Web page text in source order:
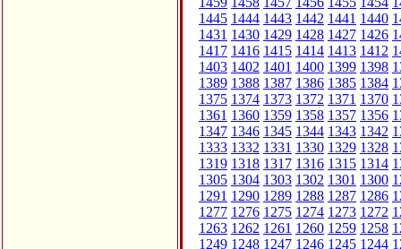
1445 1444 1443 1442 1441 1440
1431 1430 1429 1428 1427 1426
1417 1416 1415 1414 1413 1412
1403 1402 1401 1400 1399 1398
1389 1388 1387 1386 1385 1384
1375 1374 1373 1372 1371 1370
1361 1360 1359 1358 1357 1356
1347 1346 1345 1344 1343 1342
1333 1332 1331 1330 1329 1328
1319 1318 1317 1316 1315 1314
1305 1304 1303 1302 1301 1300
1291 1290 1289 1288 1287 1286
1277 1276 1275 1274 1273 1272
1263 1262 1261 1260 1259 1258
1249 1248 1247 1246 1245 1244